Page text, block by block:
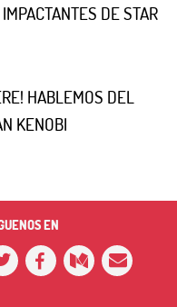
DE STAR
HABLEMOS DEL
KENOBI
EN